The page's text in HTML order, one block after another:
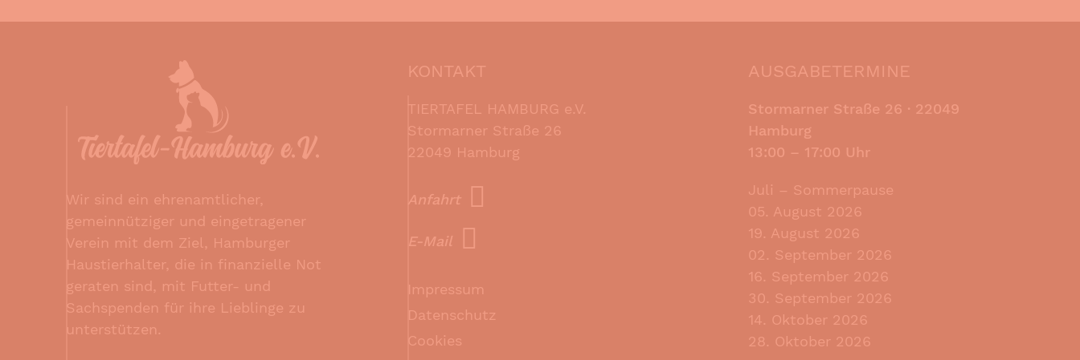
Wir sind ein ehrenamtlicher,
gemeinnütziger und eingetragener
Verein mit dem Ziel, Hamburger
Haustierhalter, die in finanzielle Not
geraten sind, mit Futter- und
Sachspenden für ihre Lieblinge zu
unterstützen.
KONTAKT
TIERTAFEL HAMBURG e.V.
Stormarner Straße 26
22049 Hamburg
Anfahrt
E-Mail
Impressum
Datenschutz
Cookies
AUSGABETERMINE
Stormarner Straße 26 · 22049
Hamburg
13:00 – 17:00 Uhr
Juli – Sommerpause
05. August 2026
19. August 2026
02. September 2026
16. September 2026
30. September 2026
14. Oktober 2026
28. Oktober 2026